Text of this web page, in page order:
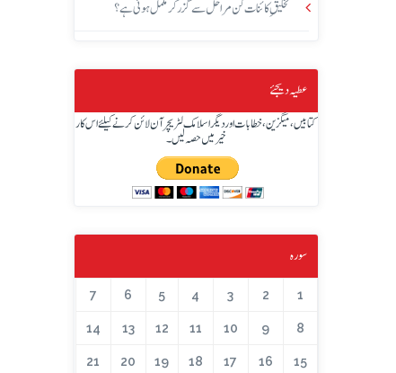
تخلیقِ کائنات کن مراحل سے گزر کر مکمل ہوئی ہے؟
عطیہ دیجئے
کتابیں، میگزین، خطابات اور دیگر اسلامک لٹریچر آن لائن کرنے کیلئے اس کار
خیر میں حصہ لیں۔
سورہ
1
2
3
4
5
6
7
8
9
10
11
12
13
14
15
16
17
18
19
20
21